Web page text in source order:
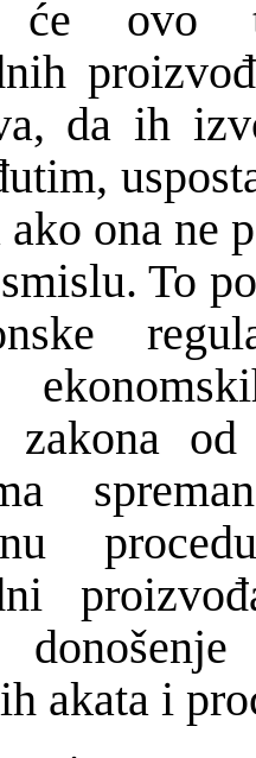
ovo
da ih
ona ne
To
zakona
akata i